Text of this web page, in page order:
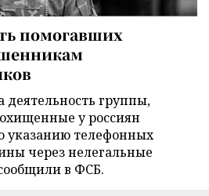
помогавших
деятельность группы,
у россиян
указанию телефонных
через нелегальные
в ФСБ.